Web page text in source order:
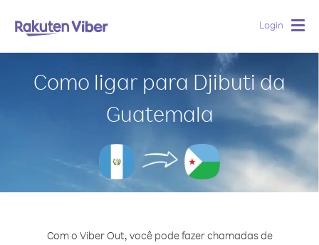
Login
Como ligar para Djibuti da
Guatemala
Com o Viber Out, você pode fazer chamadas de